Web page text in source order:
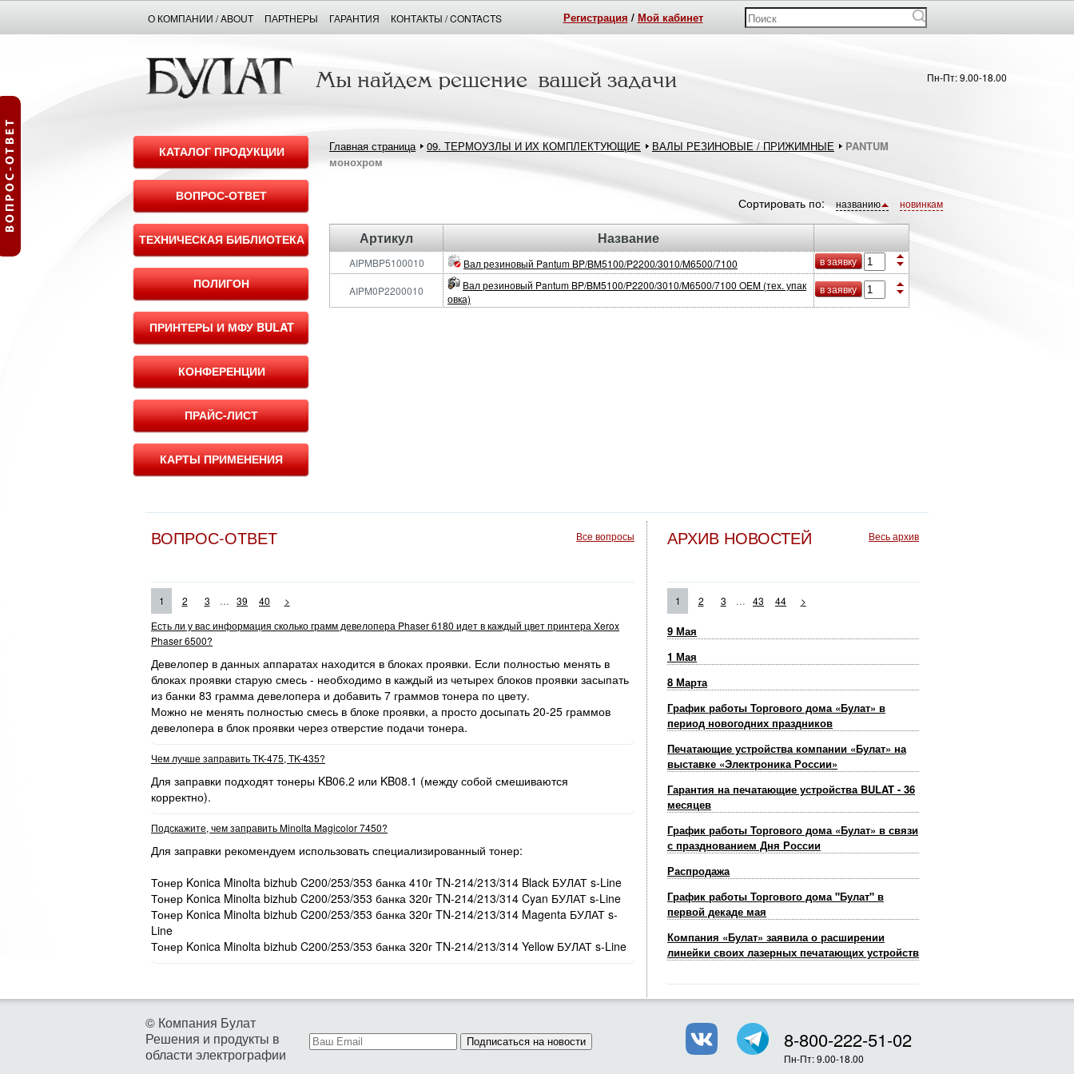
Регистрация / Мой кабинет
О КОМПАНИИ / ABOUT ПАРТНЕРЫ ГАРАНТИЯ КОНТАКТЫ / CONTACTS
Пн-Пт: 9.00-18.00
КАТАЛОГ ПРОДУКЦИИ
ВОПРОС-ОТВЕТ
ТЕХНИЧЕСКАЯ БИБЛИОТЕКА
ПОЛИГОН
ПРИНТЕРЫ И МФУ BULAT
КОНФЕРЕНЦИИ
ПРАЙС-ЛИСТ
КАРТЫ ПРИМЕНЕНИЯ
Главная страница 09. ТЕРМОУЗЛЫ И ИХ КОМПЛЕКТУЮЩИЕ ВАЛЫ РЕЗИНОВЫЕ / ПРИЖИМНЫЕ
PANTUM
монохром
Сортировать по: названию новинкам
Артикул Название
AIPMBP5100010 Вал резиновый Pantum BP/BM5100/P2200/3010/M6500/7100 в заявку
AIPM0P2200010
Вал резиновый Pantum BP/BM5100/P2200/3010/M6500/7100 OEM (тех. упак
овка)
в заявку
ВОПРОС-ОТВЕТ Все вопросы
1 2 3 ... 39 40
>
Есть ли у вас информация сколько грамм девелопера Phaser 6180 идет в каждый цвет принтера Xerox
Phaser 6500?
Девелопер в данных аппаратах находится в блоках проявки. Если полностью менять в
блоках проявки старую смесь - необходимо в каждый из четырех блоков проявки засыпать
из банки 83 грамма девелопера и добавить 7 граммов тонера по цвету.
Можно не менять полностью смесь в блоке проявки, а просто досыпать 20-25 граммов
девелопера в блок проявки через отверстие подачи тонера.
Чем лучше заправить TK-475, TK-435?
Для заправки подходят тонеры KB06.2 или KB08.1 (между собой смешиваются
корректно).
Подскажите, чем заправить Minolta Magicolor 7450?
Для заправки рекомендуем использовать специализированный тонер:
Тонер Konica Minolta bizhub C200/253/353 банка 410г TN-214/213/314 Black БУЛАТ s-Line
Тонер Konica Minolta bizhub C200/253/353 банка 320г TN-214/213/314 Cyan БУЛАТ s-Line
Тонер Konica Minolta bizhub C200/253/353 банка 320г TN-214/213/314 Magenta БУЛАТ s-
Line
Тонер Konica Minolta bizhub C200/253/353 банка 320г TN-214/213/314 Yellow БУЛАТ s-Line
АРХИВ НОВОСТЕЙ Весь архив
1 2 3 ... 43 44 >
9 Мая
1 Мая
8 Марта
График работы Торгового дома «Булат» в
период новогодних праздников
Печатающие устройства компании «Булат» на
выставке «Электроника России»
Гарантия на печатающие устройства BULAT - 36
месяцев
График работы Торгового дома «Булат» в связи
с празднованием Дня России
Распродажа
График работы Торгового дома "Булат" в
первой декаде мая
Компания «Булат» заявила о расширении
линейки своих лазерных печатающих устройств
© Компания Булат
Решения и продукты в
области электрографии
Подписаться на новости 8-800-222-51-02
Пн-Пт: 9.00-18.00